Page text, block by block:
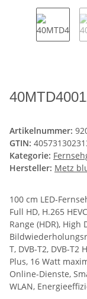
Artikelnummer:
GTIN:
Kategorie:
Hersteller: Metz
100 cm LED-
Full HD, H.265
Range (HDR), High
T, DVB-T2, DVB-T2
Plus, 16 Watt
Online-Dienste,
WLAN,